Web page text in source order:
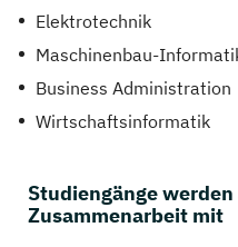
Elektrotechnik
Maschinenbau-
Business Administration
Wirtschaftsinformatik
Studiengänge
Zusammenarbeit mit